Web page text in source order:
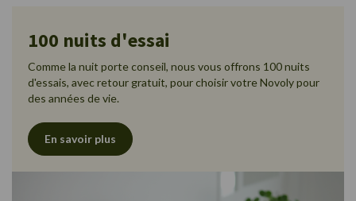
100 nuits d'essai
Comme la nuit porte conseil, nous vous offrons 100 nuits
d'essais, avec retour gratuit, pour choisir votre Novoly pour
des années de vie.
En savoir plus